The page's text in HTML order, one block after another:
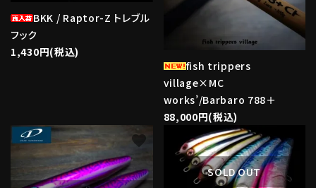
BKK / Raptor-Z トレブル
フック
1,430円(税込)
fish trippers
village×MC
works’/Barbaro 788＋
88,000円(税込)
favorite
SOLD OUT
favorite